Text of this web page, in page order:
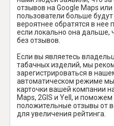
отзывов на Google Maps или
пользователи больше
вероятнее обратятся в нее
если локально она дальше,
без отзывов.
Если вы являетесь
табачных изделий, мы
зарегистрироваться в
автоматическом режиме
карточки вашей компании
Maps, 2GIS и Yell, и
положительные отзывы от
для увеличения рейтинга.